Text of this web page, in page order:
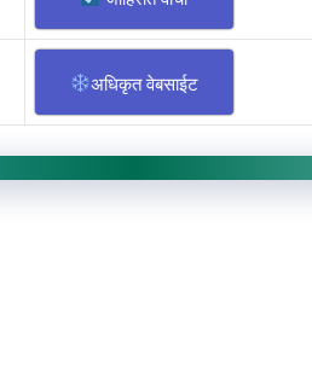
अधिकृत वेबसाईट